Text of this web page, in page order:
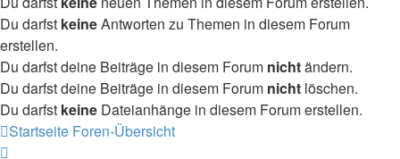
Du darfst keineAntworten zu Themen in diesem Forum
erstellen.
Du darfst deine Beiträge in diesem Forum nichtändern.
Du darfst deine Beiträge in diesem Forum nicht löschen.
Du darfst keine Dateianhänge in diesem Forum erstellen.
Startseite Foren-Übersicht